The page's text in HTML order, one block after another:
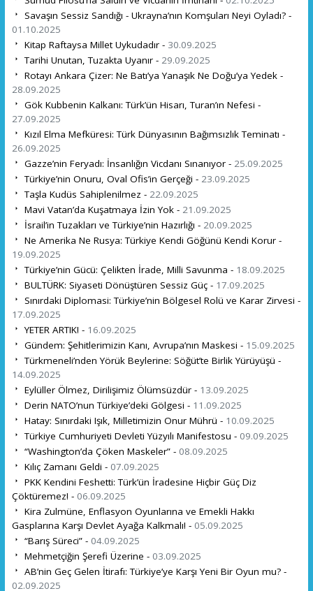
Savaşın Sessiz Sandığı - Ukrayna’nın Komşuları Neyi Oyladı? -
01.10.2025
Kitap Raftaysa Millet Uykudadır - 30.09.2025
Tarihi Unutan, Tuzakta Uyanır - 29.09.2025
Rotayı Ankara Çizer: Ne Batı’ya Yanaşık Ne Doğu’ya Yedek -
28.09.2025
Gök Kubbenin Kalkanı: Türk’ün Hisarı, Turan’ın Nefesi -
27.09.2025
Kızıl Elma Mefküresi: Türk Dünyasının Bağımsızlık Teminatı -
26.09.2025
Gazze’nin Feryadı: İnsanlığın Vicdanı Sınanıyor - 25.09.2025
Türkiye’nin Onuru, Oval Ofis’in Gerçeği - 23.09.2025
Taşla Kudüs Sahiplenilmez - 22.09.2025
Mavi Vatan’da Kuşatmaya İzin Yok - 21.09.2025
İsrail’in Tuzakları ve Türkiye’nin Hazırlığı - 20.09.2025
Ne Amerika Ne Rusya: Türkiye Kendi Göğünü Kendi Korur -
19.09.2025
Türkiye’nin Gücü: Çelikten İrade, Milli Savunma - 18.09.2025
BULTÜRK: Siyaseti Dönüştüren Sessiz Güç - 17.09.2025
Sınırdaki Diplomasi: Türkiye’nin Bölgesel Rolü ve Karar Zirvesi -
17.09.2025
YETER ARTIK! - 16.09.2025
Gündem: Şehitlerimizin Kanı, Avrupa’nın Maskesi - 15.09.2025
Türkmeneli’nden Yörük Beylerine: Söğüt’te Birlik Yürüyüşü -
14.09.2025
Eylüller Ölmez, Dirilişimiz Ölümsüzdür - 13.09.2025
Derin NATO’nun Türkiye’deki Gölgesi - 11.09.2025
Hatay: Sınırdaki Işık, Milletimizin Onur Mührü - 10.09.2025
Türkiye Cumhuriyeti Devleti Yüzyılı Manifestosu - 09.09.2025
“Washington’da Çöken Maskeler” - 08.09.2025
Kılıç Zamanı Geldi - 07.09.2025
PKK Kendini Feshetti: Türk’ün İradesine Hiçbir Güç Diz
Çöktüremez! - 06.09.2025
Kira Zulmüne, Enflasyon Oyunlarına ve Emekli Hakkı
Gasplarına Karşı Devlet Ayağa Kalkmalı! - 05.09.2025
“Barış Süreci” - 04.09.2025
Mehmetçiğin Şerefi Üzerine - 03.09.2025
AB’nin Geç Gelen İtirafı: Türkiye’ye Karşı Yeni Bir Oyun mu? -
02.09.2025